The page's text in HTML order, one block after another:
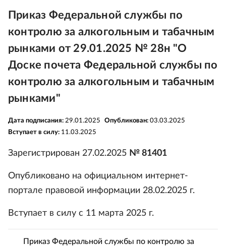
Приказ Федеральной службы по
контролю за алкогольным и табачным
рынками от 29.01.2025 № 28н "О
Доске почета Федеральной службы по
контролю за алкогольным и табачным
рынками"
Дата подписания: 29.01.2025 Опубликован: 03.03.2025
Вступает в силу: 11.03.2025
Зарегистрирован 27.02.2025 № 81401
Опубликовано на официальном интернет-
портале правовой информации 28.02.2025 г.
Вступает в силу с 11 марта 2025 г.
Приказ Федеральной службы по контролю за